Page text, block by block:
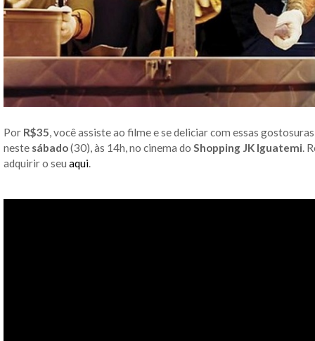
Por R$35, você assiste ao filme e se deliciar com essas
neste sábado(30), às 14h, no cinema do Shopping JK Iguatemi.
adquirir o seu aqui.